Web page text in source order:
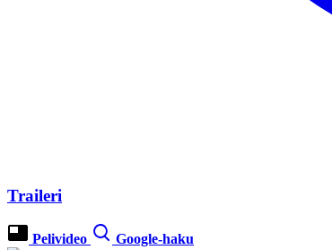
Traileri
Pelivideo Google-haku